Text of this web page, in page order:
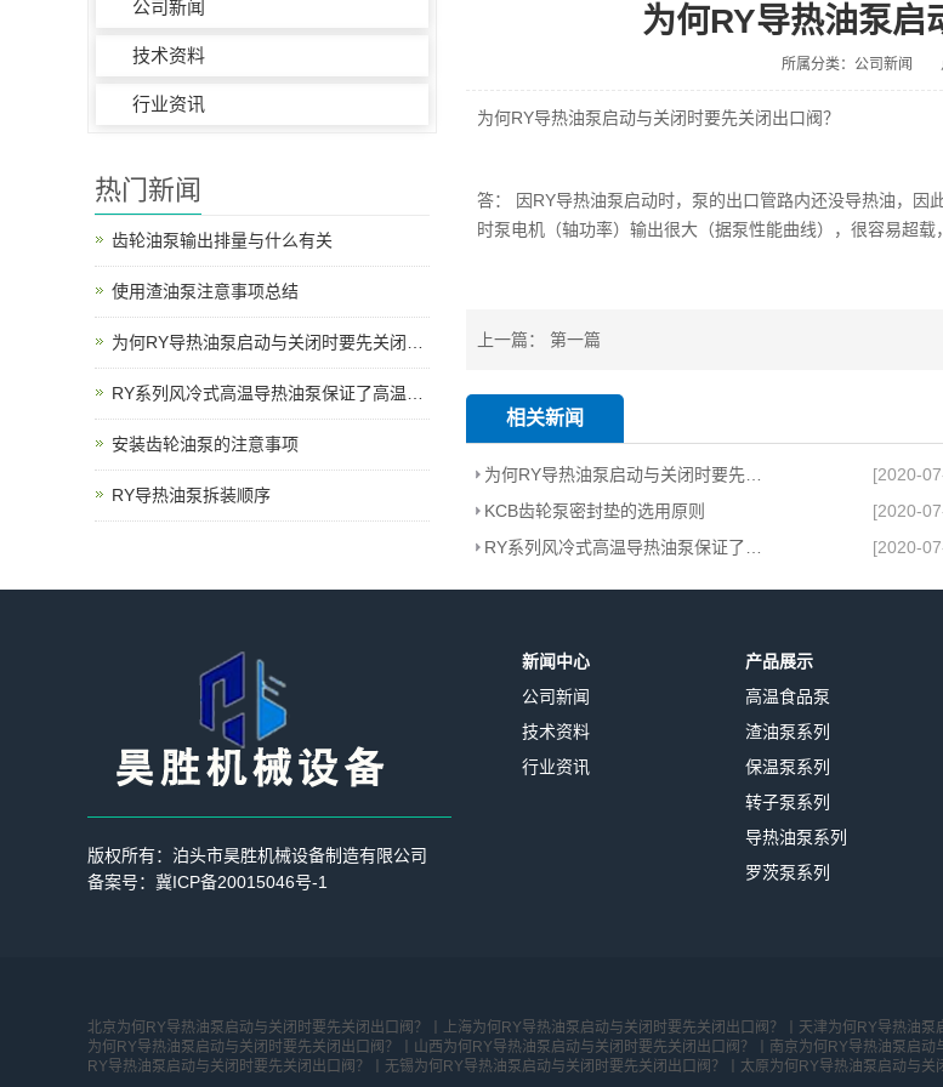
公司新闻
技术资料
行业资讯
为何RY导热油泵启
所属分类：公司新闻
为何RY导热油泵启动与关闭时要先关闭出口阀？
答： 因RY导热油泵启动时，泵的出口管路内还没导热油，
时泵电机（轴功率）输出很大（据泵性能曲线），很容易超
上一篇： 第一篇
相关新闻
[2020-
KCB齿轮泵密封垫的选用原则
[2020-
[2020-
热门新闻
齿轮油泵输出排量与什么有关
使用渣油泵注意事项总结
安装齿轮油泵的注意事项
RY导热油泵拆装顺序
版权所有：泊头市昊胜机械设备制造有限公司
备案号： 冀ICP备20015046号-1
新闻中心
公司新闻
技术资料
行业资讯
产品展示
高温食品泵
渣油泵系列
保温泵系列
转子泵系列
导热油泵系列
罗茨泵系列
北京为何RY导热油泵启动与关闭时要先关闭出口阀？丨 上海为何RY导热油泵启动与关闭时要先关闭出口阀？丨 天津为何RY导热油泵
为何RY导热油泵启动与关闭时要先关闭出口阀？丨 山西为何RY导热油泵启动与关闭时要先关闭出口阀？丨 南京为何RY导热油泵启动
RY导热油泵启动与关闭时要先关闭出口阀？丨 无锡为何RY导热油泵启动与关闭时要先关闭出口阀？丨 太原为何RY导热油泵启动与关